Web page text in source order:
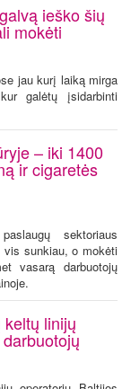
ieško šių
mokėti
jau kurį laiką mirga
galėtų įsidarbinti
– iki 1400
ir cigaretės
sektoriaus
sunkiau, o mokėti
vasarą darbuotojų
linijų